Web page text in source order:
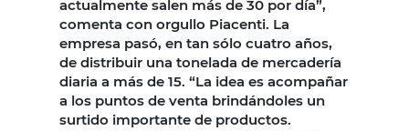
actualmente salen más de 30 por día”,
comenta con orgullo Piacenti. La
empresa pasó, en tan sólo cuatro años,
de distribuir una tonelada de mercadería
diaria a más de 15. “La idea es acompañar
a los puntos de venta brindándoles un
surtido importante de productos.